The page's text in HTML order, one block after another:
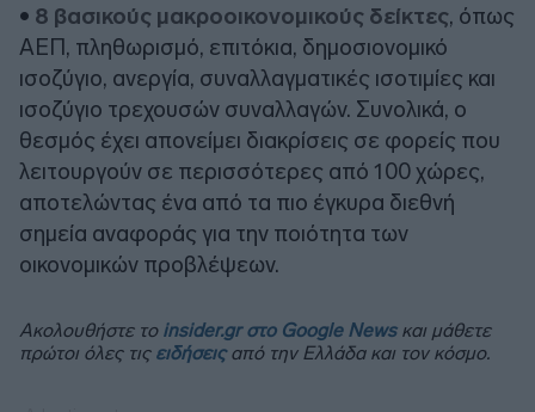
• 8 βασικούς μακροοικονομικούς δείκτες, όπως
ΑΕΠ, πληθωρισμό, επιτόκια, δημοσιονομικό
ισοζύγιο, ανεργία, συναλλαγματικές ισοτιμίες και
ισοζύγιο τρεχουσών συναλλαγών. Συνολικά, ο
θεσμός έχει απονείμει διακρίσεις σε φορείς που
λειτουργούν σε περισσότερες από 100 χώρες,
αποτελώντας ένα από τα πιο έγκυρα διεθνή
σημεία αναφοράς για την ποιότητα των
οικονομικών προβλέψεων.
Ακολουθήστε το insider.gr στο Google Newsκαι μάθετε
πρώτοι όλες τις ειδήσειςαπό την Ελλάδα και τον κόσμο.